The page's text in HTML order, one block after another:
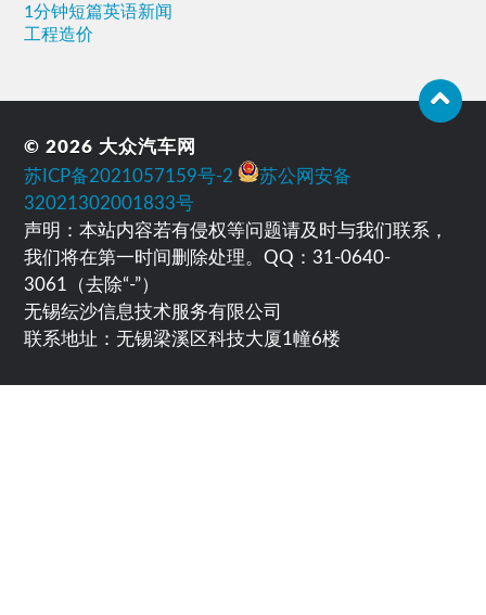
1分钟短篇英语新闻
工程造价
© 2026 大众汽车网
苏ICP备2021057159号-2
苏公网安备
32021302001833号
声明：本站内容若有侵权等问题请及时与我们联系，
我们将在第一时间删除处理。QQ：31-0640-
3061（去除“-”）
无锡纭沙信息技术服务有限公司
联系地址：无锡梁溪区科技大厦1幢6楼